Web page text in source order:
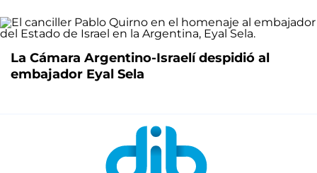
La Cámara Argentino-Israelí despidió al
embajador Eyal Sela